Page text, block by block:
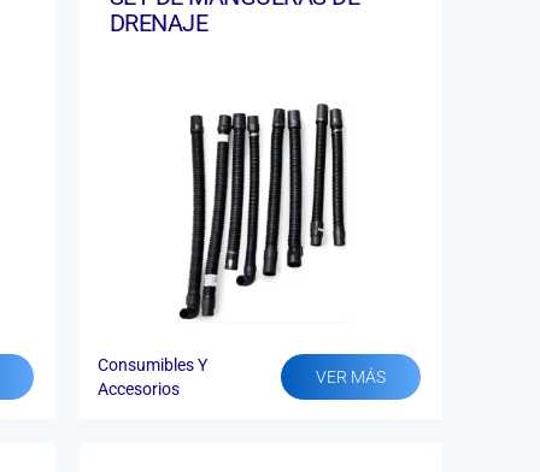
DRENAJE
Consumibles Y
Accesorios
VER MÁS